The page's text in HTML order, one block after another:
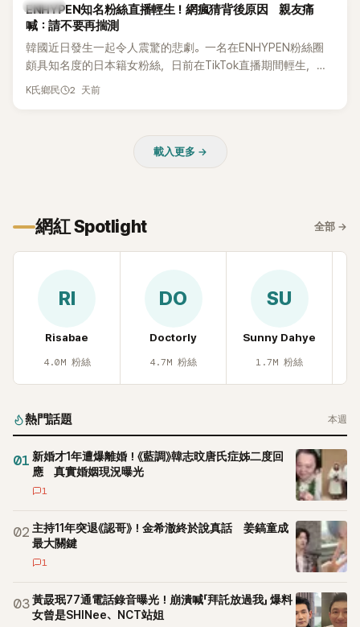
K-POP
ENHYPEN知名粉絲直播輕生！網瘋猜背後原因 親友痛
喊：請不要再揣測
韓國近日發生一起令人震驚的悲劇。一名在ENHYPEN粉絲圈
頗具知名度的日本籍女粉絲，日前在TikTok直播期間輕生，最
終不幸身亡，消息曝光後震驚韓網，也讓不少粉絲湧入社群平
K氏鄉民 2 天前
載入更多 →
網紅 Spotlight 全部 →
RI
Risabae
4.0M 粉絲
DO
Doctorly
4.7M 粉絲
SU
Sunny Dahye
1.7M 粉絲
熱門話題 本週
01 新婚才1年遭爆離婚！《藍調》韓志旼唐氏症姊二度回
應 真實婚姻現況曝光
1
02 主持11年突退《認哥》！金希澈終於說真話 姜鎬童成
最大關鍵
1
03黃晸珉77通電話錄音曝光！崩潰喊「拜託放過我」 爆料
女曾是SHINee、NCT站姐